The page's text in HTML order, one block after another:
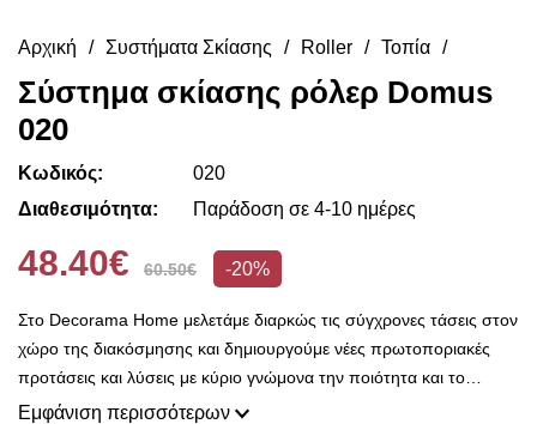
Αρχική Συστήματα Σκίασης Roller Τοπία
Σύστημα σκίασης ρόλερ Domus
020
Κωδικός:
020
Διαθεσιμότητα:
Παράδοση σε 4-10 ημέρες
48.40€ 60.50€ -20%
Στο Decorama Home μελετάμε διαρκώς τις σύγχρονες τάσεις στον
χώρο της διακόσμησης και δημιουργούμε νέες πρωτοποριακές
προτάσεις και λύσεις με κύριο γνώμονα την ποιότητα και το
ασύγκριτο design, προκειμένου να είμαστε πάντοτε σε θέση να
Εμφάνιση περισσότερων